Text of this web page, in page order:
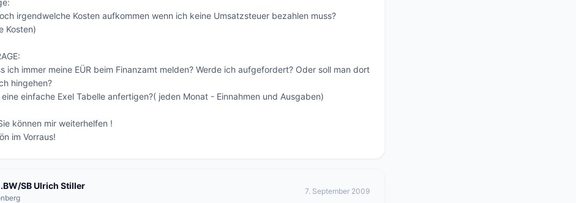
irgendwelche Kosten aufkommen wenn ich keine Umsatzsteuer bezahlen muss?
Kosten)
ich immer meine EÜR beim Finanzamt melden? Werde ich aufgefordert? Oder soll man dort
hingehen?
eine einfache Exel Tabelle anfertigen?( jeden Monat - Einnahmen und Ausgaben)
können mir weiterhelfen !
im Vorraus!
SB Ulrich Stiller
7. September 2009